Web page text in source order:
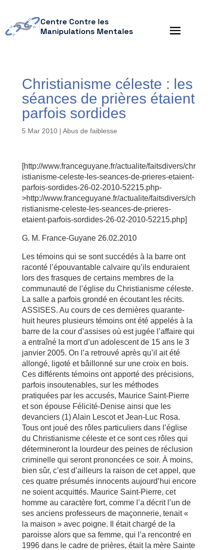
Centre Contre les
Manipulations Mentales
Christianisme céleste : les
séances de prières étaient
parfois sordides
5 Mar 2010| Abus de faiblesse
[http://www.franceguyane.fr/actualite/faitsdivers/chr
istianisme-celeste-les-seances-de-prieres-etaient-
parfois-sordides-26-02-2010-52215.php-
>http://www.franceguyane.fr/actualite/faitsdivers/ch
ristianisme-celeste-les-seances-de-prieres-
etaient-parfois-sordides-26-02-2010-52215.php]
G. M. France-Guyane 26.02.2010
Les témoins qui se sont succédés à la barre ont
raconté l’épouvantable calvaire qu’ils enduraient
lors des frasques de certains membres de la
communauté de l’église du Christianisme céleste.
La salle a parfois grondé en écoutant les récits.
ASSISES. Au cours de ces dernières quarante-
huit heures plusieurs témoins ont été appelés à la
barre de la cour d’assises où est jugée l’affaire qui
a entraîné la mort d’un adolescent de 15 ans le 3
janvier 2005. On l’a retrouvé après qu’il ait été
allongé, ligoté et bâillonné sur une croix en bois.
Ces différents témoins ont apporté des précisions,
parfois insoutenables, sur les méthodes
pratiquées par les accusés, Maurice Saint-Pierre
et son épouse Félicité-Denise ainsi que les
devanciers (1) Alain Lescot et Jean-Luc Rosa.
Tous ont joué des rôles particuliers dans l’église
du Christianisme céleste et ce sont ces rôles qui
détermineront la lourdeur des peines de réclusion
criminelle qui seront prononcées ce soir. À moins,
bien sûr, c’est d’ailleurs la raison de cet appel, que
ces quatre présumés innocents aujourd’hui encore
ne soient acquittés. Maurice Saint-Pierre, cet
homme au caractère fort, comme l’a décrit l’un de
ses anciens professeurs de maçonnerie, tenait «
la maison » avec poigne. Il était chargé de la
paroisse alors que sa femme, qui l’a rencontré en
1996 dans le cadre de prières, était la mère Sainte